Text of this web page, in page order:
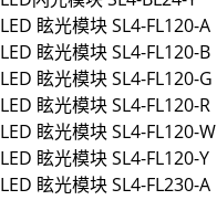
LED 眩光模块SL4-FL120-A
LED 眩光模块SL4-FL120-B
LED 眩光模块SL4-FL120-G
LED 眩光模块SL4-FL120-R
LED 眩光模块SL4-FL120-W
LED 眩光模块SL4-FL120-Y
LED 眩光模块SL4-FL230-A